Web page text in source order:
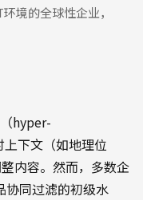
境的全球性企业，
hyper-
下文（如地理位
内容。然而，多数企
协同过滤的初级水